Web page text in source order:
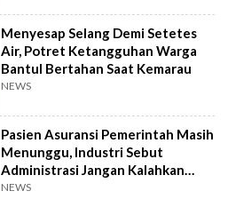
Menyesap Selang Demi Setetes
Air, Potret Ketangguhan Warga
Bantul Bertahan Saat Kemarau
NEWS
Pasien Asuransi Pemerintah Masih
Menunggu, Industri Sebut
Administrasi Jangan Kalahkan
Kemanusiaan
NEWS